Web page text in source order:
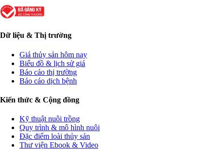
Dữ liệu & Thị trường
Giá thủy sản hôm nay
Biểu đồ & lịch sử giá
Báo cáo thị trường
Báo cáo dịch bệnh
Kiến thức & Cộng đồng
Kỹ thuật nuôi trồng
Quy trình & mô hình nuôi
Đặc điểm loài thủy sản
Thư viện Ebook & Video